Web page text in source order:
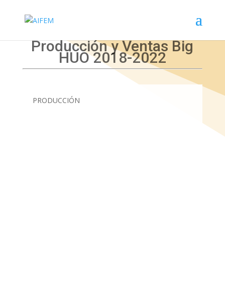
Producción y Ventas Big
HUO 2018-2022
PRODUCCIÓN